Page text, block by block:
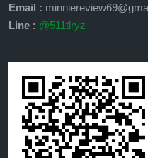
Email :
Line : @511tlryz